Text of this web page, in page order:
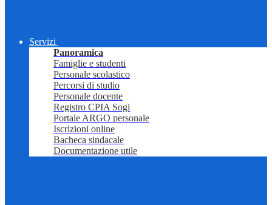
Servizi
Panoramica
Famiglie e studenti
Personale scolastico
Percorsi di studio
Personale docente
Registro CPIA Sogi
Portale ARGO personale
Iscrizioni online
Bacheca sindacale
Documentazione utile